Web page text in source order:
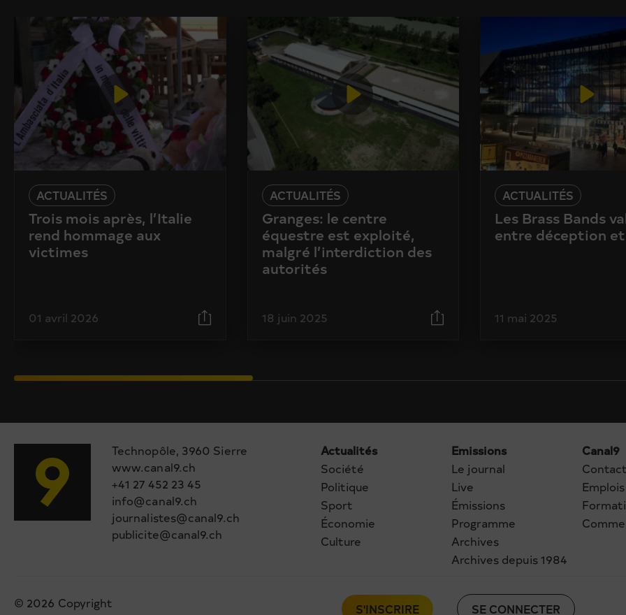
ACTUALITÉS
Trois mois après, l’Italie
rend hommage aux
victimes
01 avril 2026
ACTUALITÉS
Granges: le centre
équestre est exploité,
malgré l’interdiction des
autorités
18 juin 2025
ACTUALITÉS
Les Brass Bands
entre déception
11 mai 2025
Technopôle, 3960 Sierre
www.canal9.ch
+41 27 452 23 45
info@canal9.ch
journalistes@canal9.ch
publicite@canal9.ch
Actualités
Société
Politique
Sport
Économie
Culture
Emissions
Le journal
Live
Émissions
Programme
Archives
Archives depuis 1984
Canal9
Contact
Emplois
© 2026 Copyright
S'INSCRIRE SE CONNECTER